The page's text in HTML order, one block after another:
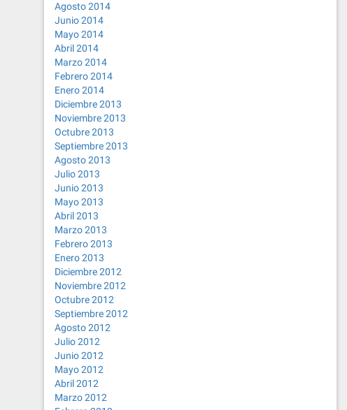
Agosto 2014
Junio 2014
Mayo 2014
Abril 2014
Marzo 2014
Febrero 2014
Enero 2014
Diciembre 2013
Noviembre 2013
Octubre 2013
Septiembre 2013
Agosto 2013
Julio 2013
Junio 2013
Mayo 2013
Abril 2013
Marzo 2013
Febrero 2013
Enero 2013
Diciembre 2012
Noviembre 2012
Octubre 2012
Septiembre 2012
Agosto 2012
Julio 2012
Junio 2012
Mayo 2012
Abril 2012
Marzo 2012